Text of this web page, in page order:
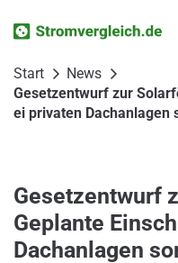
Inhalt
Start
News
Gesetzentwurf zur
ei privaten Dachanlagen
Gesetzentwurf
Geplante
Dachanlagen